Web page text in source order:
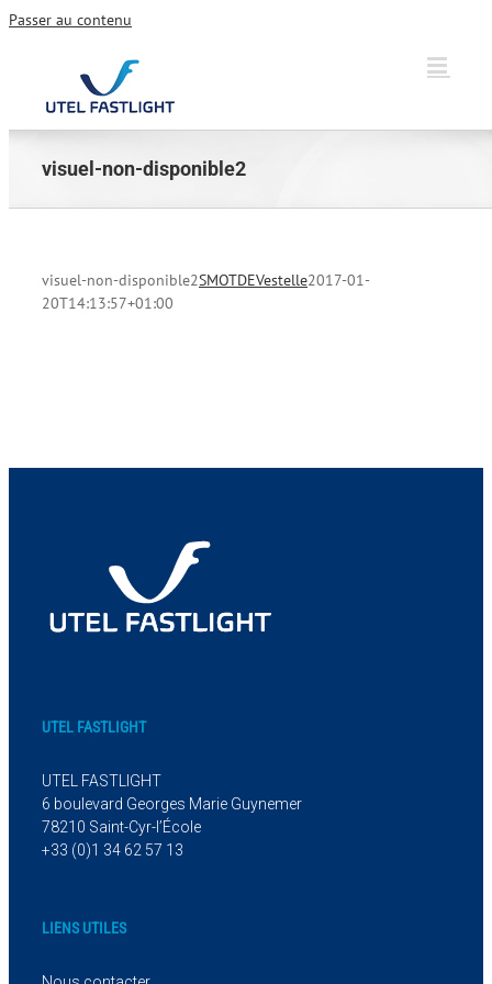
Passer au contenu
visuel-non-disponible2
visuel-non-disponible2SMOTDEVestelle2017-01-
20T14:13:57+01:00
UTEL FASTLIGHT
UTEL FASTLIGHT
6 boulevard Georges Marie Guynemer
78210 Saint-Cyr-l’École
+33 (0)1 34 62 57 13
LIENS UTILES